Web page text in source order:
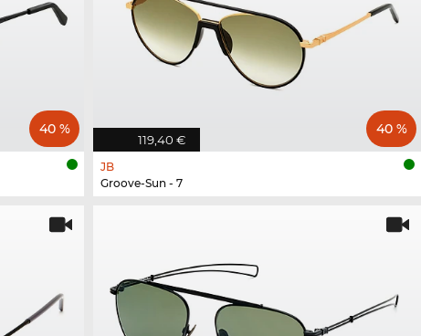
40 %
119,40 €
40 %
JB
Groove-Sun - 7